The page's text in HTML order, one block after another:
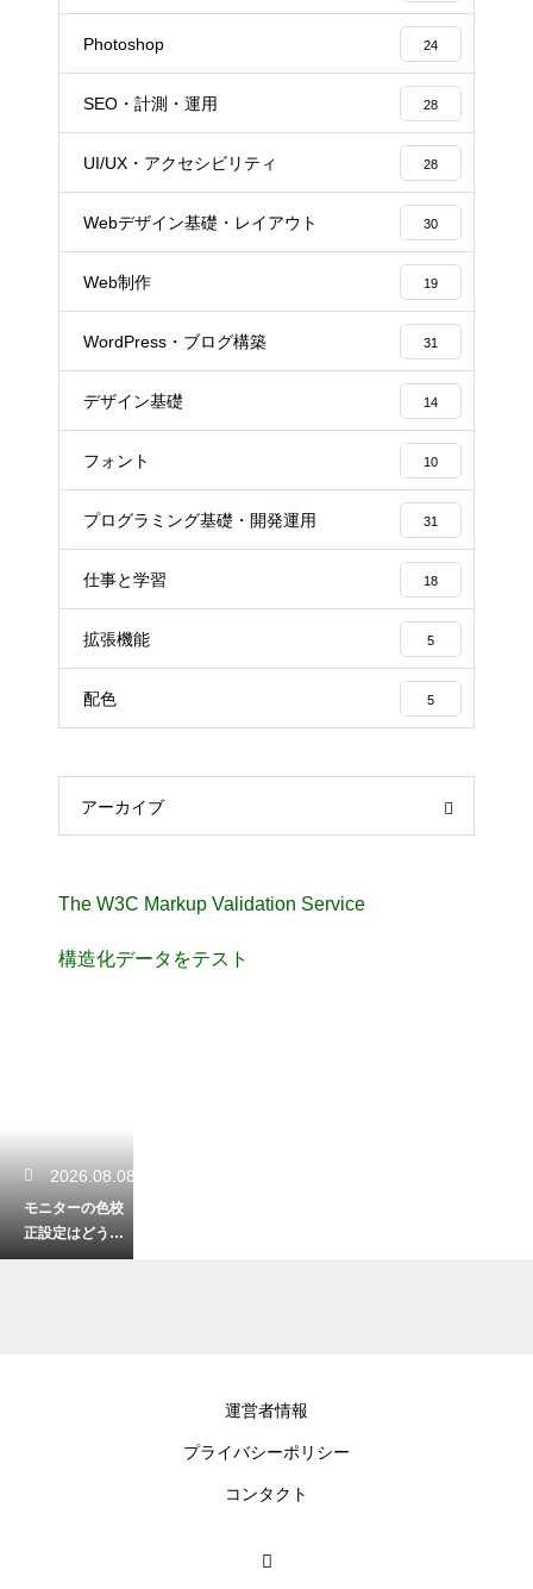
Photoshop 24
SEO・計測・運用 28
UI/UX・アクセシビリティ 28
Webデザイン基礎・レイアウト 30
Web制作 19
WordPress・ブログ構築 31
デザイン基礎 14
フォント 10
プログラミング基礎・開発運用 31
仕事と学習 18
拡張機能 5
配色 5
アーカイブ
The W3C Markup Validation Service
構造化データをテスト
2026.08.08
モニターの色校
正設定はどうす
る？正確な色表
運営者情報
プライバシーポリシー
コンタクト